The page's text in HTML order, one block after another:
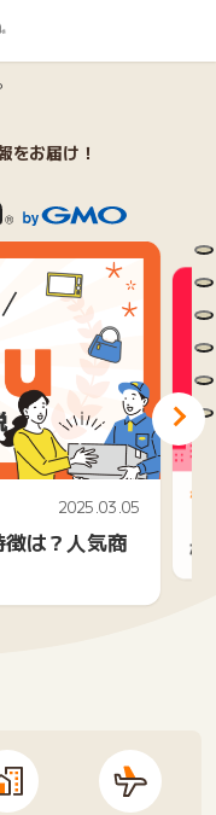
をお届け！
2025.03.05
は？人気商
ポ
ポ
1
2
3
5
6